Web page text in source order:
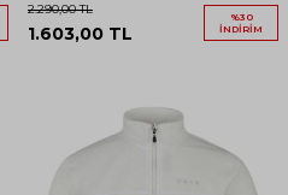
2.290,00TL
1.603,00 TL
%30
İNDIRIM